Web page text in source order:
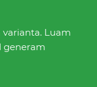
Luam
generam